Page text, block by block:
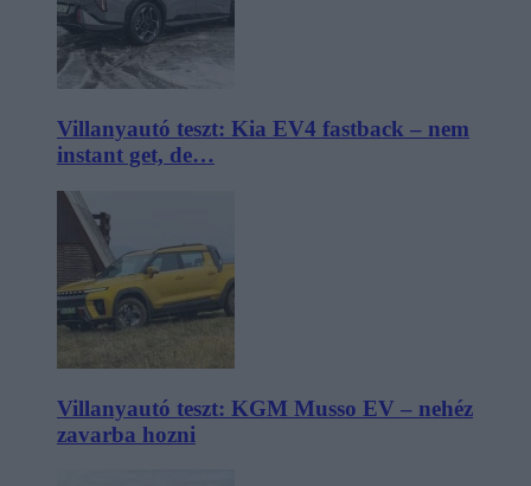
Villanyautó teszt: Kia EV4 fastback – nem
instant get, de…
Villanyautó teszt: KGM Musso EV – nehéz
zavarba hozni